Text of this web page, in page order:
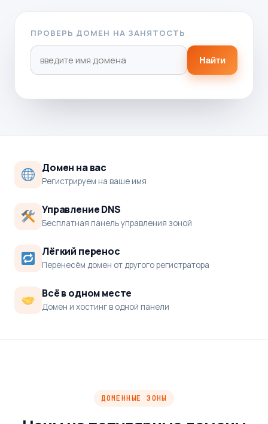
ПРОВЕРЬ ДОМЕН НА ЗАНЯТОСТЬ
Найти
Домен на вас
Регистрируем на ваше имя
Управление DNS
Бесплатная панель управления зоной
Лёгкий перенос
Перенесём домен от другого регистратора
Всё в одном месте
Домен и хостинг в одной панели
ДОМЕННЫЕ ЗОНЫ